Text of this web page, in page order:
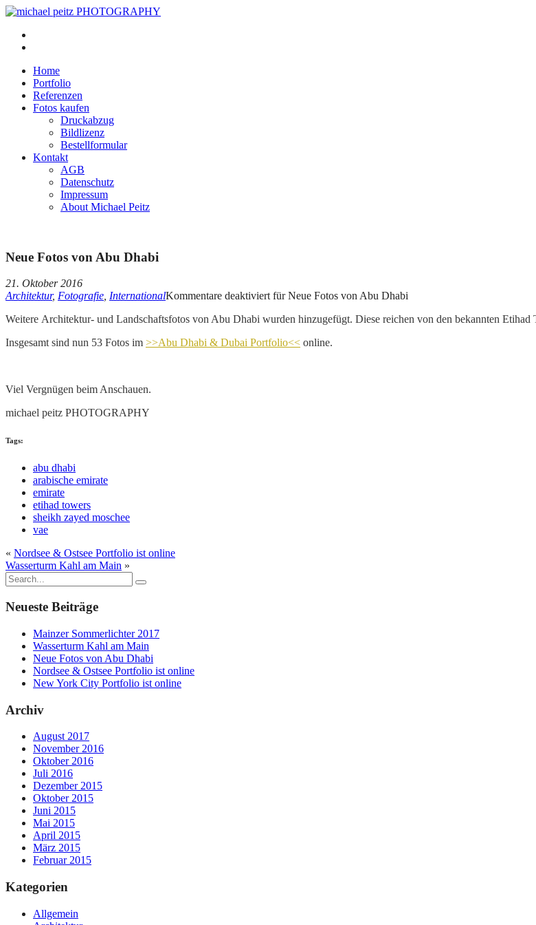
Home
Portfolio
Referenzen
Fotos kaufen
Druckabzug
Bildlizenz
Bestellformular
Kontakt
AGB
Datenschutz
Impressum
About Michael Peitz
Neue Fotos von Abu Dhabi
21. Oktober 2016
Architektur, Fotografie, InternationalKommentare deaktiviertfür Neue Fotos von Abu Dhabi
Weitere Architektur- und Landschaftsfotos von Abu Dhabi wurden hinzugefügt. Diese reichen von den bekannten
Insgesamt sind nun 53 Fotos im >>Abu Dhabi & Dubai Portfolio<< online.
Viel Vergnügen beim Anschauen.
michael peitz PHOTOGRAPHY
Tags:
abu dhabi
arabische emirate
emirate
etihad towers
sheikh zayed moschee
vae
« Nordsee & Ostsee Portfolio ist online
Wasserturm Kahl am Main »
Neueste Beiträge
Mainzer Sommerlichter 2017
Wasserturm Kahl am Main
Neue Fotos von Abu Dhabi
Nordsee & Ostsee Portfolio ist online
New York City Portfolio ist online
Archiv
August 2017
November 2016
Oktober 2016
Juli 2016
Dezember 2015
Oktober 2015
Juni 2015
Mai 2015
April 2015
März 2015
Februar 2015
Kategorien
Allgemein